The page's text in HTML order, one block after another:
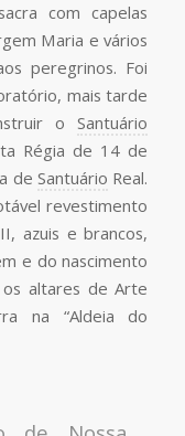
com capelas
Maria e vários
peregrinos. Foi
mais tarde
oSantuário
Régia de 14 de
de Santuário Real.
revestimento
azuis e brancos,
e do nascimento
altares de Arte
na “Aldeia do